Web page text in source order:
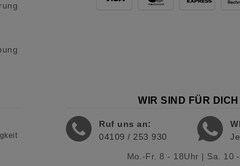
WIR SIND FÜR
Ruf uns an:
04109 / 253 930
Mo.-Fr. 8 - 18Uhr | Sa. 10